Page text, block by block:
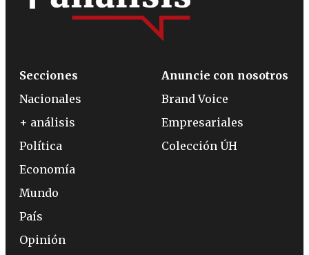
Secciones
Nacionales
+ análisis
Política
Economía
Mundo
País
Opinión
Anuncie con nosotros
Brand Voice
Empresariales
Colección ÚH